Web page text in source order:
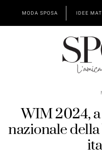
MODA SPOSA IDEE
WIM 2024, a
nazionale